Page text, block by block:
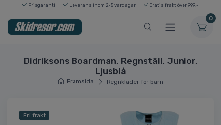
Prisgaranti Leverans inom 2-5 vardagar Gratis frakt över 999:-
0
Didriksons Boardman, Regnställ, Junior,
Ljusblå
Framsida Regnkläder för barn
Fri frakt